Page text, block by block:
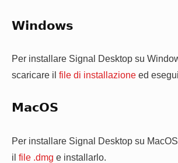
Windows
Per installare Signal Desktop su
scaricare il file di installazione ed
MacOS
Per installare Signal Desktop su
il file .dmg e installarlo.